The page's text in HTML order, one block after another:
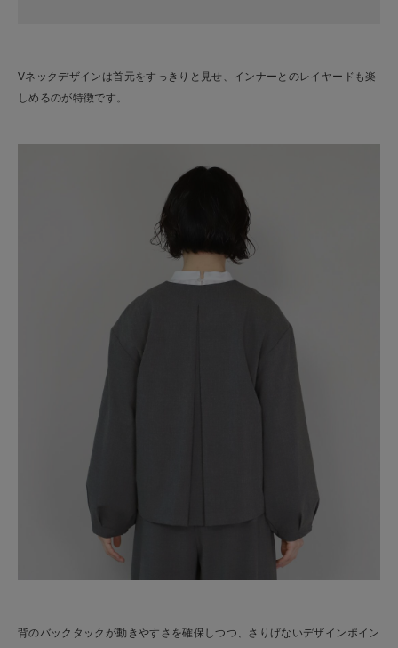
Vネックデザインは首元をすっきりと見せ、インナーとのレイヤードも楽
しめるのが特徴です。
背のバックタックが動きやすさを確保しつつ、さりげないデザインポイン